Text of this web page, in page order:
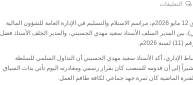
التعليقات
في
عدن
يكسر
قاعدة
التمسك
شهدت العاصمة عدن، صباح اليوم الثلاثاء الموافق 12 مايو 2026م، مراسم الاستلام والتسليم في الإدارة العامة للشؤون المالية
بين المدير السلف الأستاذ سعيد مهدي الحسيني، والمدير الخلف الأستاذ فضل
الإداري، أكد الأستاذ سعيد مهدي الحسيني أن التداول السلمي للسلطة
إلى أن قدومه للمنصب كان بقرار رسمي ومغادرته اليوم تأتي بذات السياق
الماضية كان ثمرة جهد جماعي لكافة طاقم العمل.